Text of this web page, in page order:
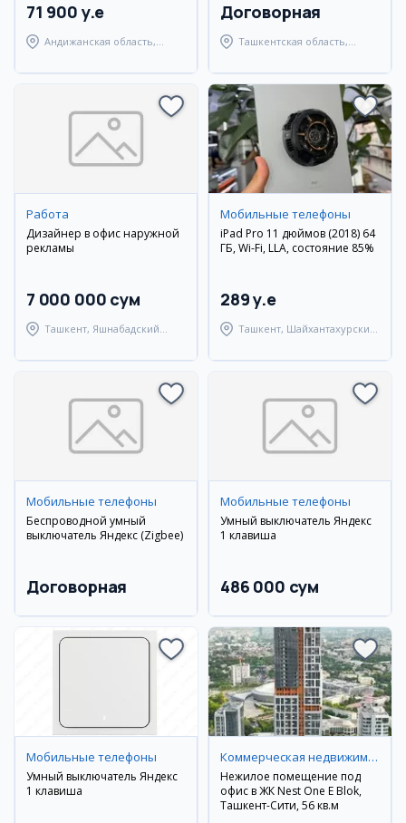
71 900 y.e
Андижанская область,
Договорная
Ташкентская область,
Работа
Дизайнер в офис наружной
рекламы
7 000 000 сум
Ташкент, Яшнабадский
Мобильные телефоны
iPad Pro 11 дюймов (2018) 64
ГБ, Wi-Fi, LLA, состояние 85%
289 y.e
Ташкент, Шайхантахурский
Мобильные телефоны
Беспроводной умный
выключатель Яндекс (Zigbee)
Договорная
Мобильные телефоны
Умный выключатель Яндекс
1 клавиша
486 000 сум
Мобильные телефоны
Умный выключатель Яндекс
1 клавиша
Коммерческая недвижимость
Нежилое помещение под
офис в ЖК Nest One E Blok,
Ташкент-Сити, 56 кв.м